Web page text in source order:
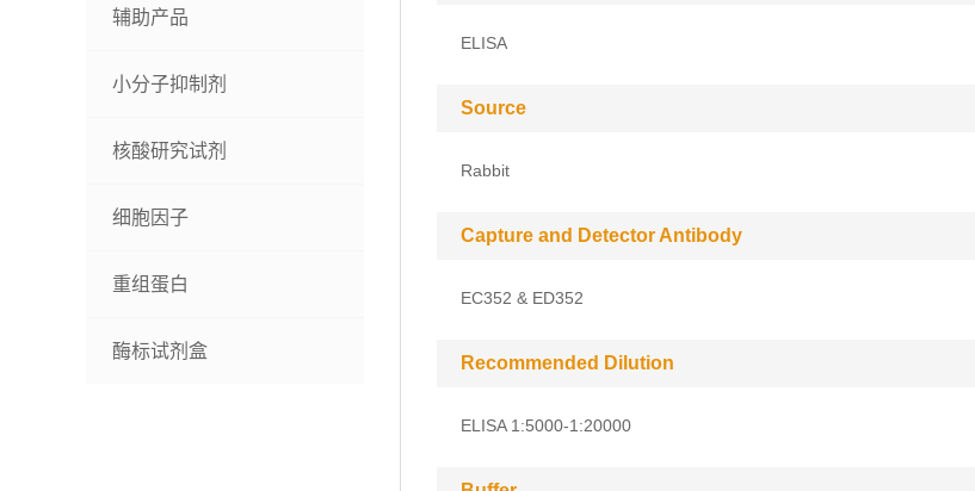
辅助产品
小分子抑制剂
核酸研究试剂
细胞因子
重组蛋白
酶标试剂盒
ELISA
Source
Rabbit
Capture and Detector Antibody
EC352 & ED352
Recommended Dilution
ELISA 1:5000-1:20000